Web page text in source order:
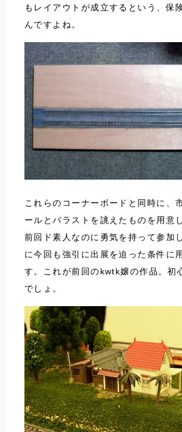
もレイアウトが成立するという、保
んですよね。
これらのコーナーボードと同時に、
ールとバラストを誂えたものを用意
前回ド素人なのに勇気を持って参加
に今回も強引に出展を迫った条件に
す。これが前回のkwtk嬢の作品。初
でしょ。